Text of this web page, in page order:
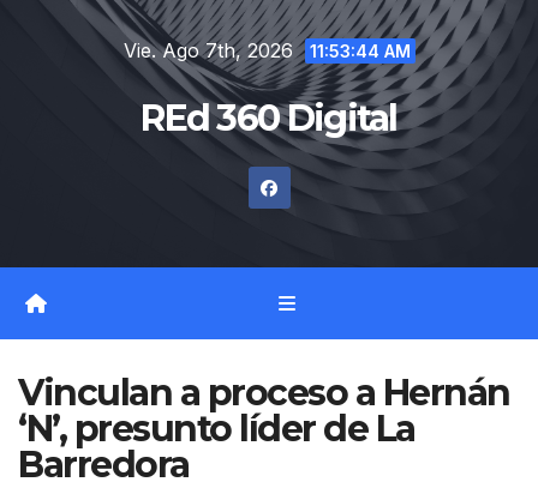
Vie. Ago 7th, 2026 11:53:45 AM
REd 360 Digital
Vinculan a proceso a Hernán
‘N’, presunto líder de La
Barredora